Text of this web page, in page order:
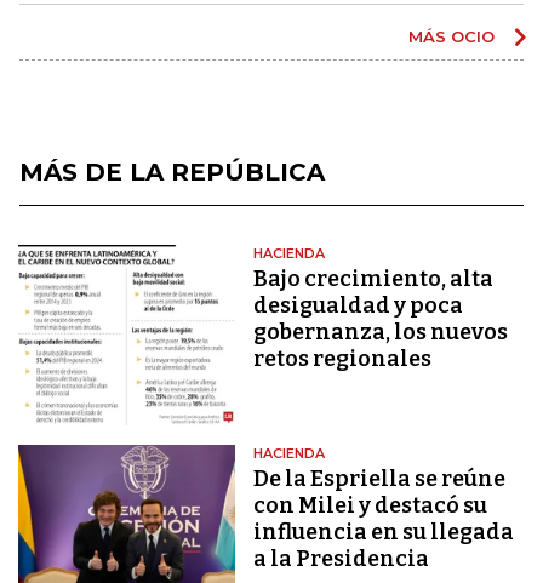
MÁS OCIO
MÁS DE LA REPÚBLICA
HACIENDA
Bajo crecimiento, alta
desigualdad y poca
gobernanza, los nuevos
retos regionales
HACIENDA
De la Espriella se reúne
con Milei y destacó su
influencia en su llegada
a la Presidencia